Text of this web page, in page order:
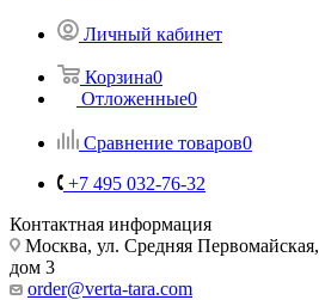
Личный кабинет
Корзина0
Отложенные0
Сравнение товаров0
+7 495 032-76-32
Контактная информация
Москва, ул. Средняя Первомайская,
дом 3
order@verta-tara.com